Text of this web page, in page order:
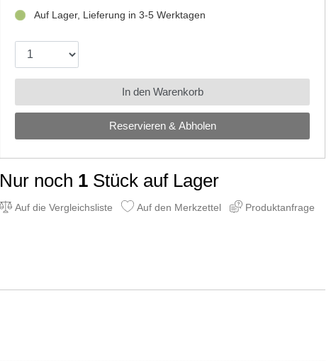
Reservieren & Abholen
Auf Lager, Lieferung in 3-5 Werktagen
In den Warenkorb
Nur noch 1 Stück auf Lager
Auf die Vergleichsliste Auf den Merkzettel Produktanfrage